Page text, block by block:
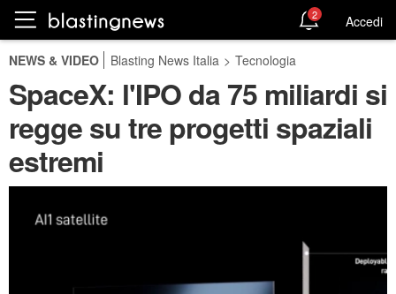
2 Accedi
NEWS & VIDEO Blasting News Italia > Tecnologia
SpaceX: l'IPO da 75 miliardi si
regge su tre progetti spaziali
estremi